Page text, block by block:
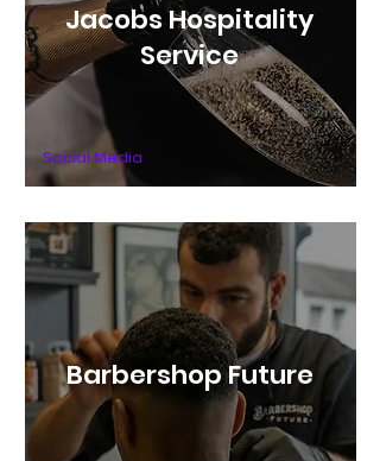
Jacobs Hospitality
Service
Social Media
Barbershop Future